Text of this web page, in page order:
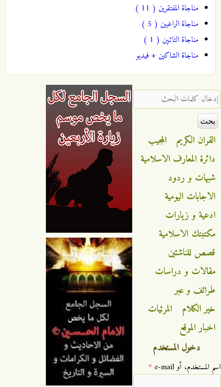
مناجاة المفتقرين ( 11 )
مناجاة الراغبين ( 5 )
مناجاة التائبين ( 1 )
مناجاة الشاكين + فيديو
‏إدخال كلمات البحث ‏
القران الكريم
المجيب
دائرة المعارف الاسلامية
شبهات و ردود
الاجابات اليومية
ادعية و زيارات
مكتبتك الاسلامية
قصص للناشئين
مقالات و دراسات
طرائف و عبر
خير الكلام
المرئيات
اخبار الموقع
دخول المستخدم
‏اسم المستخدم، أو e-mail ‏ *